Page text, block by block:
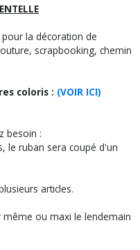
la décoration de
scrapbooking, chemin
coloris : (VOIR ICI)
besoin :
le ruban sera coupé d'un
articles.
ou maxi le lendemain